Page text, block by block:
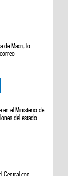
de Macri, lo
en el Ministerio de
del estado